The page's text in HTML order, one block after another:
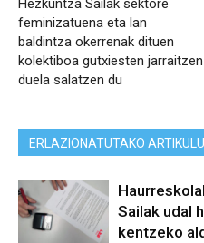
Hezkuntza Sailak sektore
feminizatuena eta lan
baldintza okerrenak dituen
kolektiboa gutxiesten jarraitzen
duela salatzen du
ERLAZIONATUTAKO
Sailak udal
kentzeko